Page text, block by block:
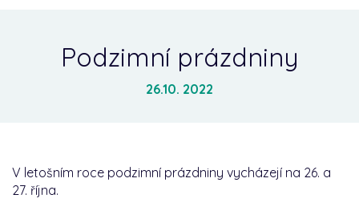
Podzimní prázdniny
26.10. 2022
V letošním roce podzimní prázdniny vycházejí na 26. a
27. října.